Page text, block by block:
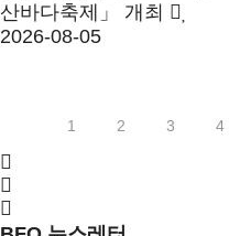
산바다축제」 개최
2026-08-05
1 2 3 4